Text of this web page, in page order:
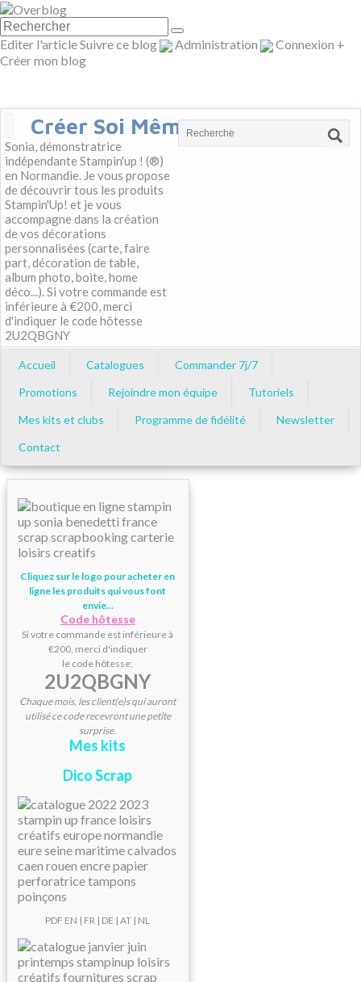
Editer l'articleSuivre ce blog Administration Connexion +
Créer mon blog
Créer Soi Même
Sonia, démonstratrice
indépendante Stampin'up ! (®)
en Normandie. Je vous propose
de découvrir tous les produits
Stampin'Up! et je vous
accompagne dans la création
de vos décorations
personnalisées (carte, faire
part, décoration de table,
album photo, boite, home
déco...). Si votre commande est
inférieure à €200, merci
d'indiquer le code hôtesse
2U2QBGNY
Accueil Catalogues
Commander 7j/7
Promotions
Rejoindre mon équipe
Tutoriels
Mes kits et clubs
Programme de fidélité
Newsletter
Contact
Cliquez sur le logo pour acheter en
ligne les produits qui vous font
envie...
Code hôtesse
Si votre commande est inférieure à
€200, merci d'indiquer
le code hôtesse;
2U2QBGNY
Chaque mois, les client(e)s qui auront
utilisé ce code recevront une petite
surprise.
Mes kits
Dico Scrap
PDF EN | FR | DE | AT | NL